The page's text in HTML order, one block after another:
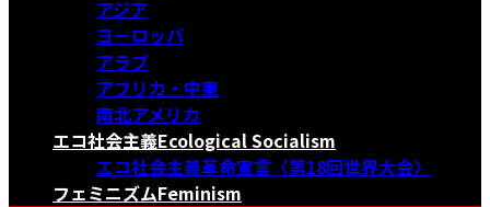
アジア
ヨーロッパ
アラブ
アフリカ・中東
南北アメリカ
エコ社会主義Ecological Socialism
エコ社会主義革命宣言〈第18回世界大会〉
フェミニズムFeminism